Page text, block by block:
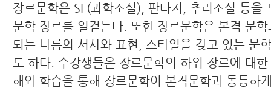
장르문학은 SF(과학소설), 판타지, 추리소설 등을
문학 장르를 일컫는다. 또한 장르문학은 본격 문
되는 나름의 서사와 표현, 스타일을 갖고 있는 문
도 하다. 수강생들은 장르문학의 하위 장르에 대
해와 학습을 통해 장르문학이 본격문학과 동등하